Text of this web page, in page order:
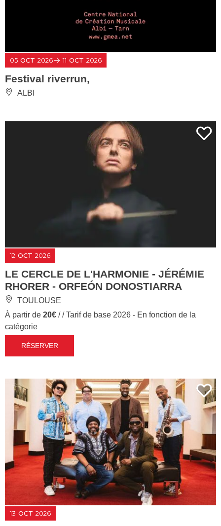
05 OCT 2026 11 OCT 2026
Festival riverrun,
ALBI
12 OCT 2026
LE CERCLE DE L'HARMONIE - JÉRÉMIE
RHORER - ORFEÓN DONOSTIARRA
TOULOUSE
À partir de 20€ / / Tarif de base 2026 - En fonction de la
catégorie
RÉSERVER
13 OCT 2026